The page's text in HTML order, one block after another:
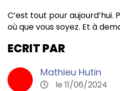
C’est tout pour aujourd’hui.
où que vous soyez. Et à
ECRIT PAR
Mathieu Hutin
le 11/06/2024